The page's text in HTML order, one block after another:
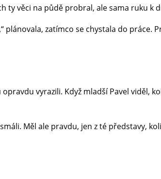
ty věci na půdě probral, ale sama ruku k
plánovala, zatímco se chystala do práce.
vyrazili. Když mladší Pavel viděl,
Měl ale pravdu, jen z té představy,